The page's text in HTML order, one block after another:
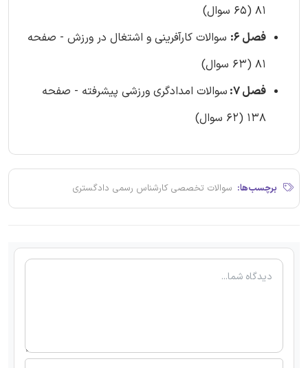
81 (65 سوال)
فصل 6:
سوالات کارآفرینی و اشتغال در ورزش - صفحه
81 (63 سوال)
فصل 7:
سوالات امدادگری ورزشی پیشرفته - صفحه
138 (62 سوال)
برچسب‌ها: سوالات تخصصی کارشناس رسمی دادگستری